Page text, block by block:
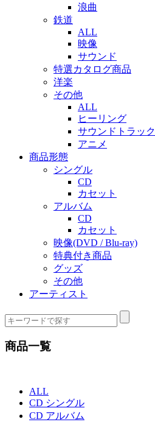
浪曲
鉄道
ALL
映像
サウンド
特選カタログ商品
洋楽
その他
ALL
ヒーリング
サウンドトラック
アニメ
商品形態
シングル
CD
カセット
アルバム
CD
カセット
映像(DVD / Blu-ray)
特典付き商品
グッズ
その他
アーティスト
商品一覧
ALL
CD シングル
CD アルバム